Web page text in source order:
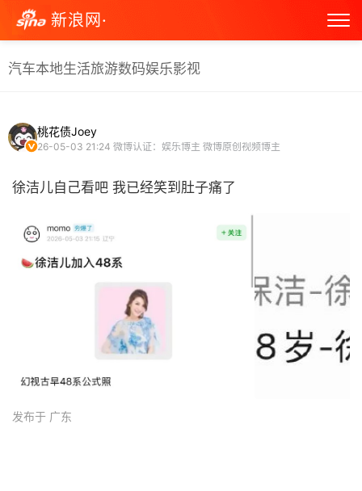
新浪网·
汽车本地生活旅游数码娱乐影视
桃花债Joey
26-05-03 21:24 微博认证：娱乐博主 微博原创视频博主
徐洁儿自己看吧 我已经笑到肚子痛了 ​
发布于 广东